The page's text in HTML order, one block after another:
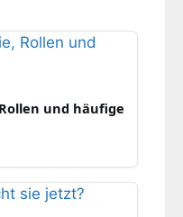
und häufige